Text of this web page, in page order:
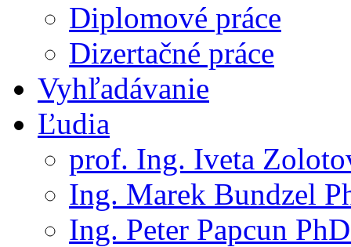
Diplomové práce
Dizertačné práce
Vyhľadávanie
Ľudia
prof. Ing. Iveta
Ing. Marek Bundzel
Ing. Peter Papcun